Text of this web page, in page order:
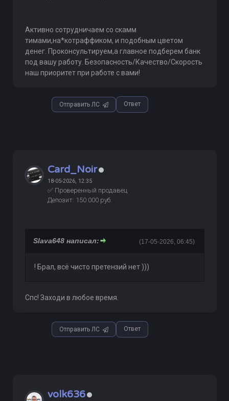
Активно сотрудничаем со скамм
тимами,на*котраффиком, и подобным цветом
денег. Проконсультируем,а главное подберем банк
под вашу работу. Безопасность/Качество/Скорость
наш приоритет при работе с вами!
Отправить ЛС Ответ
Card_Noir
18-05-2026, 12:35
✅ Проверенный продавец
Депозит: 150 000 руб.
(17-05-2026, 06:45)
Slava648 написал:
! Брал, всё чисто претензий нет )))
Спс! Заходи в любое время.
Отправить ЛС Ответ
volk636